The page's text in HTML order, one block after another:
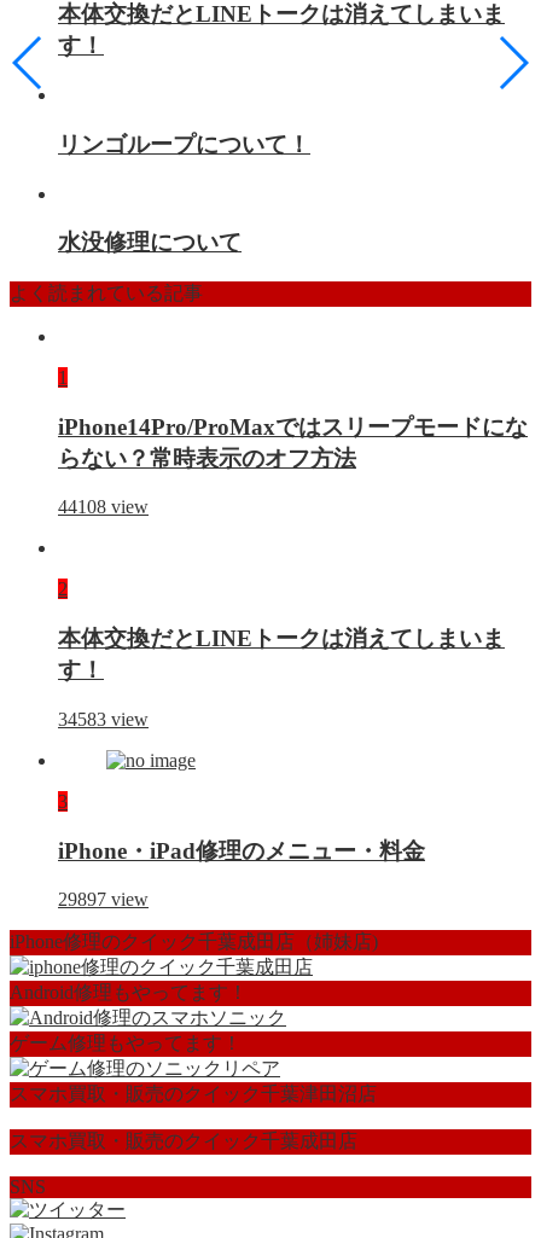
本体交換だとLINEトークは消えてしまいま
す！
リンゴループについて！
水没修理について
よく読まれている記事
1
iPhone14Pro/ProMaxではスリープモードにな
らない？常時表示のオフ方法
44108 view
2
本体交換だとLINEトークは消えてしまいま
す！
34583 view
3
iPhone・iPad修理のメニュー・料金
29897 view
iPhone修理のクイック千葉成田店（姉妹店)
Android修理もやってます！
ゲーム修理もやってます！
スマホ買取・販売のクイック千葉津田沼店
スマホ買取・販売のクイック千葉成田店
SNS